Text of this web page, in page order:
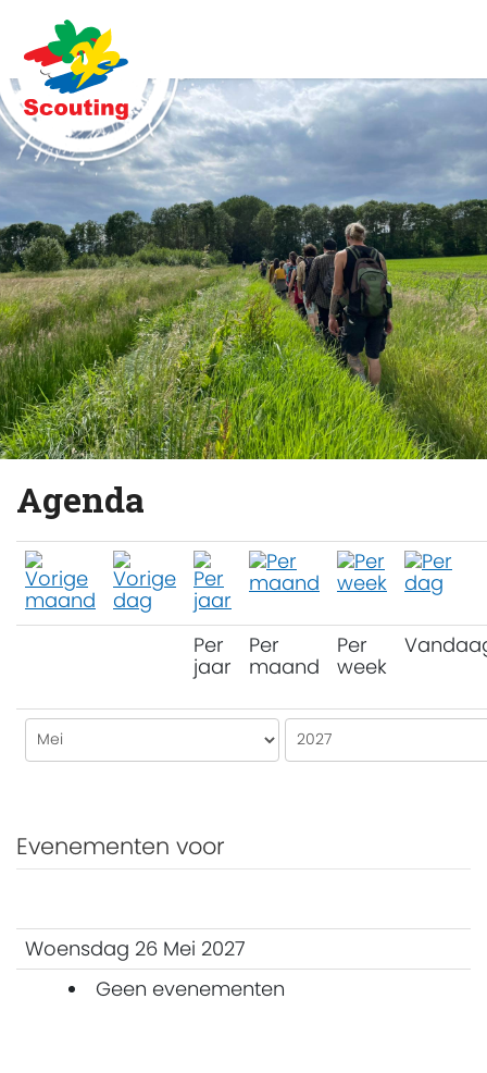
Agenda
Per
jaar
Per
maand
Per
week
Evenementen voor
Woensdag 26 Mei 2027
Geen evenementen